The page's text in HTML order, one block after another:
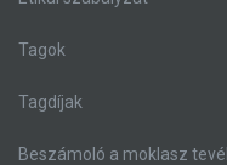
Tagok
Tagdíjak
Beszámoló a moklasz